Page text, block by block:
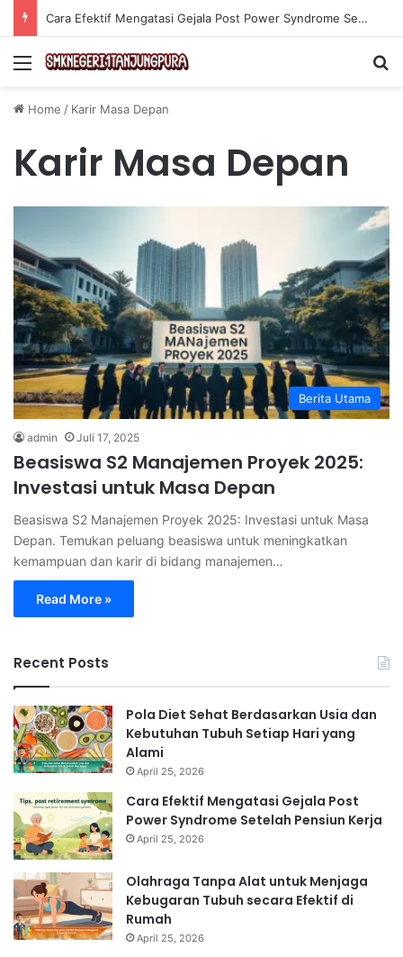
Cara Efektif Mengatasi Gejala Post Power Syndrome Setelah Pensiun Kerja
Menu
Home / Karir Masa Depan
Karir Masa Depan
Berita Utama
admin Juli 17, 2025
Beasiswa S2 Manajemen Proyek 2025:
Investasi untuk Masa Depan
Beasiswa S2 Manajemen Proyek 2025: Investasi untuk Masa
Depan. Temukan peluang beasiswa untuk meningkatkan
kemampuan dan karir di bidang manajemen…
Read More »
Recent Posts
Pola Diet Sehat Berdasarkan Usia dan
Kebutuhan Tubuh Setiap Hari yang
Alami
April 25, 2026
Cara Efektif Mengatasi Gejala Post
Power Syndrome Setelah Pensiun Kerja
April 25, 2026
Olahraga Tanpa Alat untuk Menjaga
Kebugaran Tubuh secara Efektif di
Rumah
April 25, 2026